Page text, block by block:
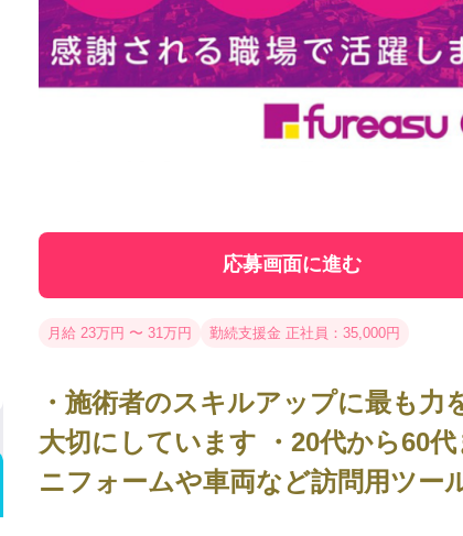
応募画面に進む
月給 23万円 〜 31万円 勤続支援金 正社員：35,000円
・施術者のスキルアップに最も
大切にしています ・20代から60
ニフォームや車両など訪問用ツー